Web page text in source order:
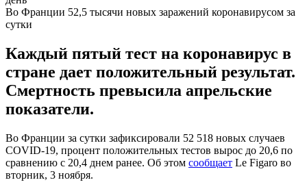
Во Франции 52,5 тысячи новых заражений коронавирусом за
сутки
Каждый пятый тест на коронавирус в
стране дает положительный результат.
Смертность превысила апрельские
показатели.
Во Франции за сутки зафиксировали 52 518 новых случаев
COVID-19, процент положительных тестов вырос до 20,6 по
сравнению с 20,4 днем ранее. Об этом сообщает Le Figaro во
вторник, 3 ноября.